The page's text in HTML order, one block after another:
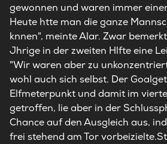
gewonnen und waren immer
Heute htte man die ganze
knnen", meinte Alar. Zwar
Jhrige in der zweiten Hlfte eine
"Wir waren aber zu
wohl auch sich selbst. Der
Elfmeterpunkt und damit im
getroffen, lie aber in der
Chance auf den Ausgleich aus,
frei stehend am Tor